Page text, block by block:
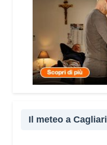
Il meteo a Cagliari